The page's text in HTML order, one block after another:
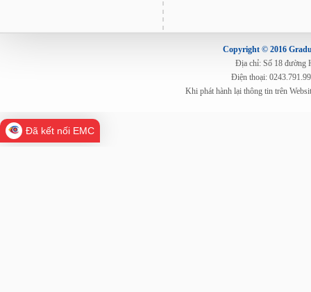
Copyright © 2016
Địa chỉ: Số 18 đường
Điện thoại:
Khi phát hành lại thông tin trên
Đã kết nối EMC